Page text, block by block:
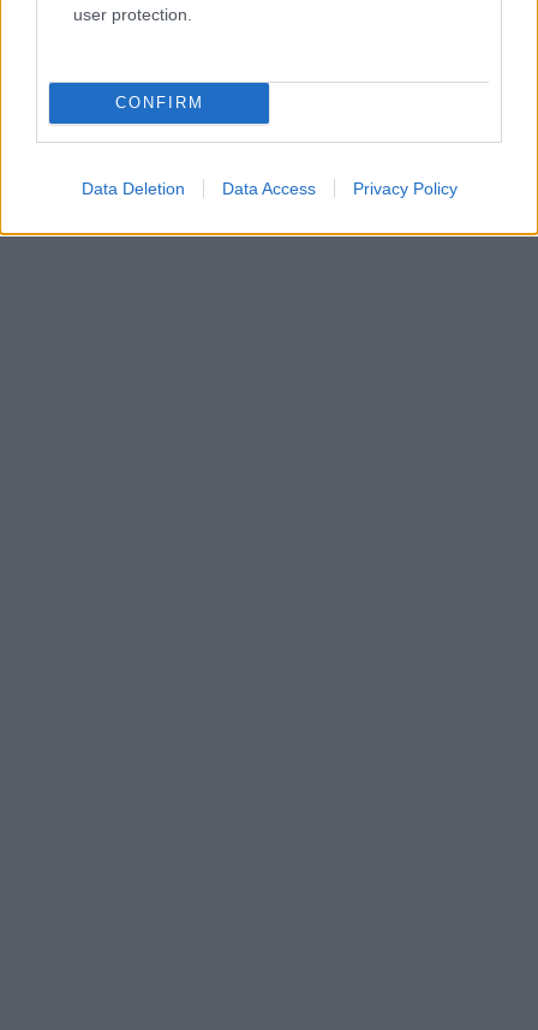
user protection.
CONFIRM
Data Deletion Data Access Privacy Policy